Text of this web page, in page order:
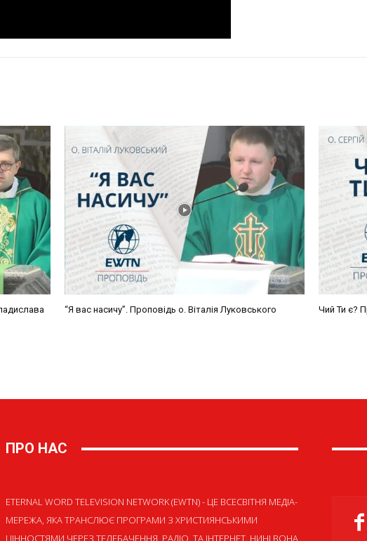
ПРО НАС
ETERNAL WORD TELEVISION NETWORK (EWTN) - ЦЕ ВСЕСВІТНЯ МЕДІА-
МЕРЕЖА, ЯКА ТРАНСЛЮЄ ПРОГРАМИ З ХРИСТИЯНСЬКИМИ
ЦІННОСТЯМИ ЧЕРЕЗ ТЕЛЕБАЧЕННЯ, РАДІО, ТА ІНТЕРНЕТ. НИНІ ВОНА